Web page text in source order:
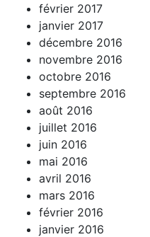
février 2017
janvier 2017
décembre 2016
novembre 2016
octobre 2016
septembre 2016
août 2016
juillet 2016
juin 2016
mai 2016
avril 2016
mars 2016
février 2016
janvier 2016